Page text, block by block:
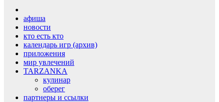
афиша
новости
кто есть кто
календарь игр (архив)
приложения
мир увлечений
TARZANKA
кулинар
оберег
партнеры и ссылки